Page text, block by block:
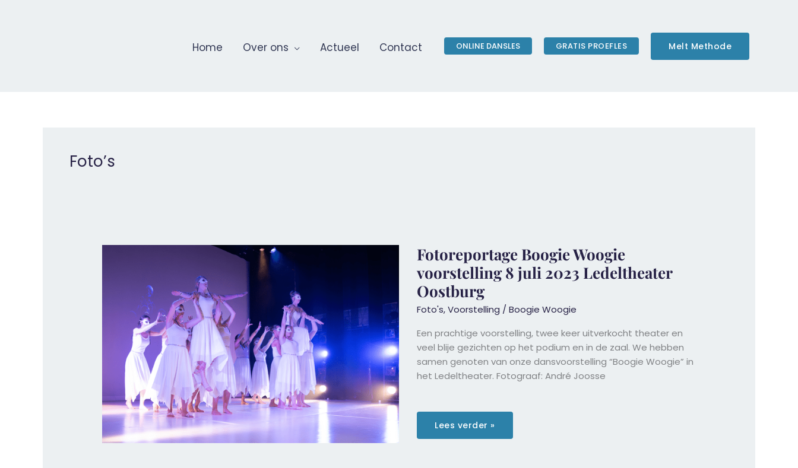
Home Over ons Actueel Contact ONLINE DANSLES GRATIS PROEFLES Melt Methode
Foto’s
Fotoreportage Boogie Woogie
voorstelling 8 juli 2023 Ledeltheater
Oostburg
Foto's,Voorstelling / Boogie Woogie
Een prachtige voorstelling, twee keer uitverkocht theater en
veel blije gezichten op het podium en in de zaal. We hebben
samen genoten van onze dansvoorstelling “Boogie Woogie” in
het Ledeltheater. Fotograaf: André Joosse
Fotoreportage
Woogie
Lees verder »